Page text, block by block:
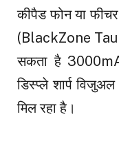
कीपैड फोन या
(BlackZone
सकता है
डिस्प्ले शार्प
मिल रहा है।